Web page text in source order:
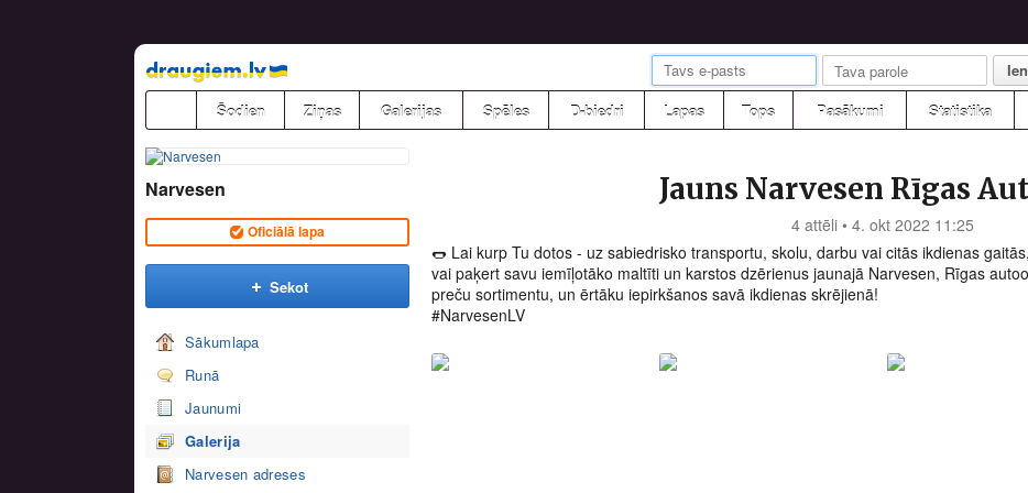
Pāriet
uz
saturu
Šodien Ziņas Galerijas Spēles D-biedri Lapas Tops Pasākumi Statistika
Narvesen
Oficiālā lapa
Sekot
Sākumlapa
Runā
Jaunumi
Galerija
Narvesen adreses
Jauns Narvesen Rīgas
4 attēli • 4. okt 2022 11:25
🌭 Lai kurp Tu dotos - uz sabiedrisko transportu, skolu, darbu vai citās ikdienas
vai paķert savu iemīļotāko maltīti un karstos dzērienus jaunajā Narvesen, Rīgas
preču sortimentu, un ērtāku iepirkšanos savā ikdienas skrējienā!
#NarvesenLV